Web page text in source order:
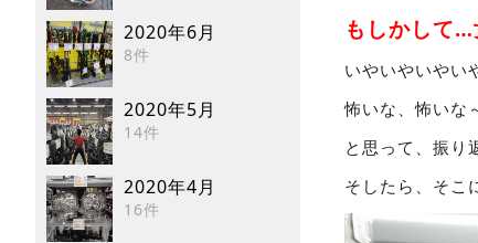
2020年6月
8件
2020年5月
14件
2020年4月
16件
もしかして…
いやいやいやい
怖いな、怖いな
と思って、振り
そしたら、そこ